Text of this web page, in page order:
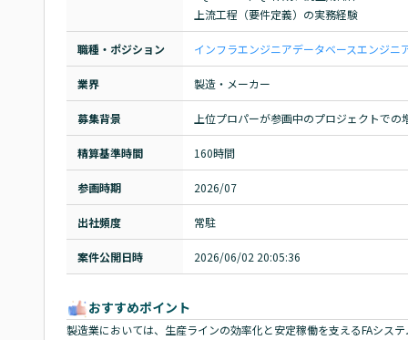
上流工程（要件定義）の実務経験
職種・ポジション インフラエンジニアデータベースエンジニ
業界 製造・メーカー
募集背景 上位プロパーが参画中のプロジェクトでの
精算基準時間 160時間
参画時期 2026/07
出社頻度 常駐
案件公開日時 2026/06/02 20:05:36
おすすめポイント
製造業においては、生産ラインの効率化と安定稼働を支えるFAシス